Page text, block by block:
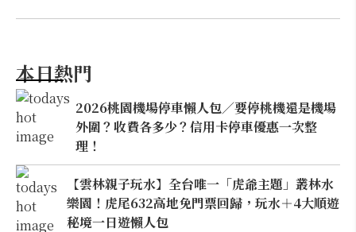
本日熱門
2026桃園機場停車懶人包／要停桃機還是機場
外圍？收費各多少？信用卡停車優惠一次整
理！
【雲林親子玩水】全台唯一「虎爺主題」叢林水
樂園！虎尾632高地免門票回歸，玩水＋4大順遊
秘境一日遊懶人包